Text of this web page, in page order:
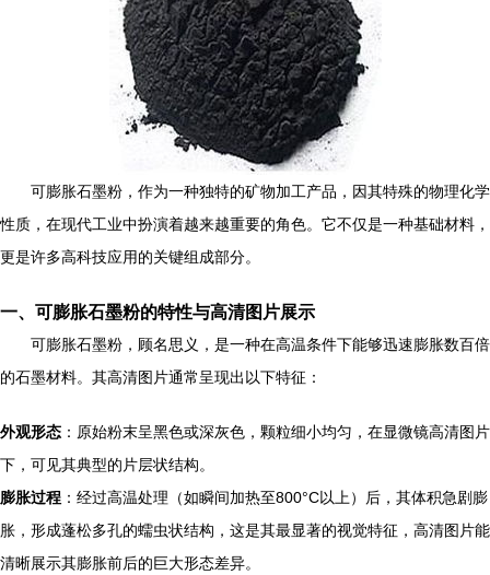
可膨胀石墨粉，作为一种独特的矿物加工产品，因其特殊的物理化学
性质，在现代工业中扮演着越来越重要的角色。它不仅是一种基础材料，
更是许多高科技应用的关键组成部分。
一、可膨胀石墨粉的特性与高清图片展示
可膨胀石墨粉，顾名思义，是一种在高温条件下能够迅速膨胀数百倍
的石墨材料。其高清图片通常呈现出以下特征：
外观形态 ：原始粉末呈黑色或深灰色，颗粒细小均匀，在显微镜高清图片
下，可见其典型的片层状结构。
膨胀过程 ：经过高温处理（如瞬间加热至800°C以上）后，其体积急剧膨
胀，形成蓬松多孔的蠕虫状结构，这是其最显著的视觉特征，高清图片能
清晰展示其膨胀前后的巨大形态差异。